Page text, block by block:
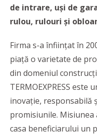
de intrare, uși de
rulou, rulouri și
Firma s-a înființat în
piață o varietate de
din domeniul
TERMOEXPRESS
inovație, responsabilă
promisiunile. Misiunea
casa beneficiarului un